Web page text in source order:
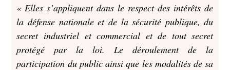
« Elles s’appliquent dans le respect des intérêts de
la défense nationale et de la sécurité publique, du
secret industriel et commercial et de tout secret
protégé par la loi. Le déroulement de la
participation du public ainsi que les modalités de sa